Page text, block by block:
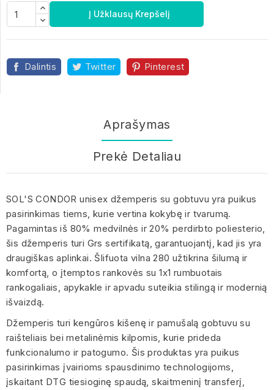
Į Užklausų Krepšelį
Dalintis Twitter Pinterest
Aprašymas
Prekė Detaliau
SOL'S CONDOR unisex džemperis su gobtuvu yra puikus
pasirinkimas tiems, kurie vertina kokybę ir tvarumą.
Pagamintas iš 80% medvilnės ir 20% perdirbto poliesterio,
šis džemperis turi Grs sertifikatą, garantuojantį, kad jis yra
draugiškas aplinkai. Šlifuota vilna 280 užtikrina šilumą ir
komfortą, o įtemptos rankovės su 1x1 rumbuotais
rankogaliais, apykakle ir apvadu suteikia stilingą ir modernią
išvaizdą.
Džemperis turi kengūros kišenę ir pamušalą gobtuvu su
raišteliais bei metalinėmis kilpomis, kurie prideda
funkcionalumo ir patogumo. Šis produktas yra puikus
pasirinkimas įvairioms spausdinimo technologijoms,
įskaitant DTG tiesioginę spaudą, skaitmeninį transferį,